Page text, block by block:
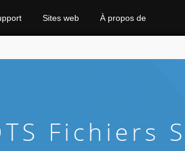
Sites web À propos de
Fichiers